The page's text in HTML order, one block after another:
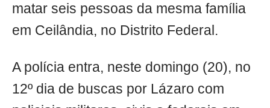
matar seis pessoas da mesma família
em Ceilândia, no Distrito Federal.
A polícia entra, neste domingo (20), no
12º dia de buscas por Lázaro com